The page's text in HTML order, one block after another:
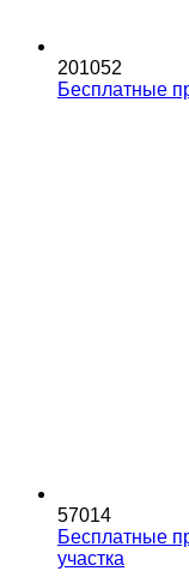
201052
Бесплатные
57014
Бесплатные
участка